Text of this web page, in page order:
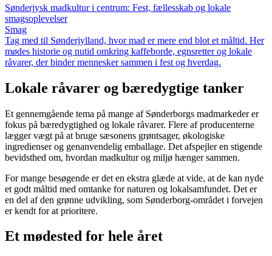
Sønderjysk madkultur i centrum: Fest, fællesskab og lokale
smagsoplevelser
Smag
Tag med til Sønderjylland, hvor mad er mere end blot et måltid. Her
mødes historie og nutid omkring kaffeborde, egnsretter og lokale
råvarer, der binder mennesker sammen i fest og hverdag.
Lokale råvarer og bæredygtige tanker
Et gennemgående tema på mange af Sønderborgs madmarkeder er
fokus på bæredygtighed og lokale råvarer. Flere af producenterne
lægger vægt på at bruge sæsonens grøntsager, økologiske
ingredienser og genanvendelig emballage. Det afspejler en stigende
bevidsthed om, hvordan madkultur og miljø hænger sammen.
For mange besøgende er det en ekstra glæde at vide, at de kan nyde
et godt måltid med omtanke for naturen og lokalsamfundet. Det er
en del af den grønne udvikling, som Sønderborg-området i forvejen
er kendt for at prioritere.
Et mødested for hele året